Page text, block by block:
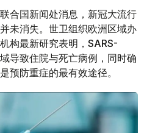
合国新闻处消息，新冠大流行
未消失。世卫组织欧洲区域办
构最新研究表明，SARS-
导致住院与死亡病例，同时确
预防重症的最有效途径。